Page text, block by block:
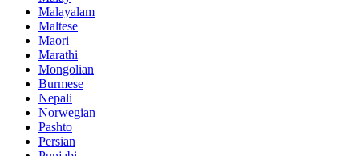
Malayalam
Maltese
Maori
Marathi
Mongolian
Burmese
Nepali
Norwegian
Pashto
Persian